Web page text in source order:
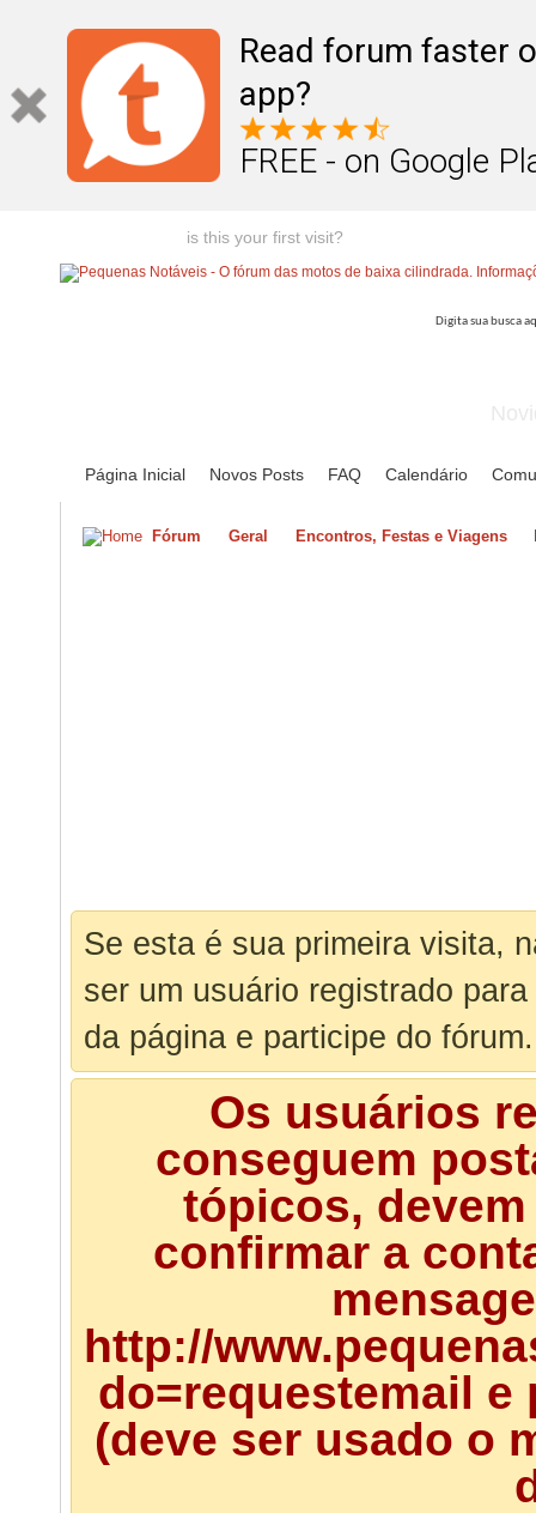
Read forum faster
app?
FREE - on Google
is this your first visit?
Página Inicial Novos Posts FAQ Calendário
Fórum Geral Encontros, Festas e Viagens
Se esta é sua primeira visita,
ser um usuário registrado
da página e participe do fórum.
Os usuários
conseguem
tópicos,
confirmar a
http://
do=requestemail
(deve ser usado o